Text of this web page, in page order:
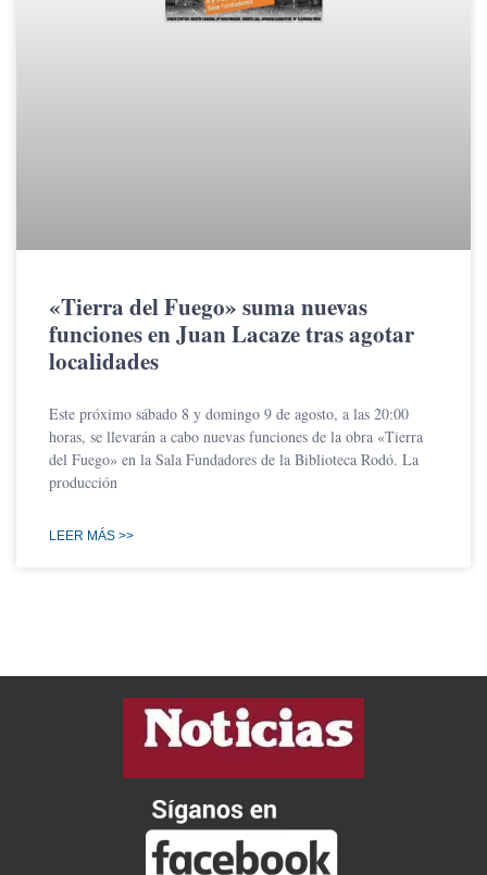
«Tierra del Fuego» suma nuevas
funciones en Juan Lacaze tras agotar
localidades
Este próximo sábado 8 y domingo 9 de agosto, a las 20:00
horas, se llevarán a cabo nuevas funciones de la obra «Tierra
del Fuego» en la Sala Fundadores de la Biblioteca Rodó. La
producción
LEER MÁS >>